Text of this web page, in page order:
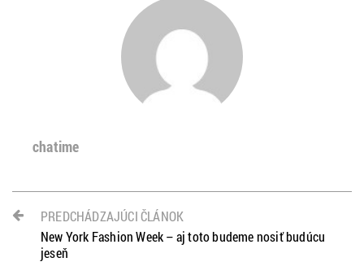
chatime
PREDCHÁDZAJÚCI ČLÁNOK
New York Fashion Week – aj toto budeme nosiť budúcu
jeseň